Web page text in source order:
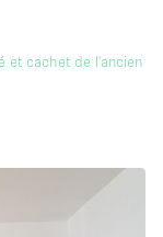
et cachet de l'ancien